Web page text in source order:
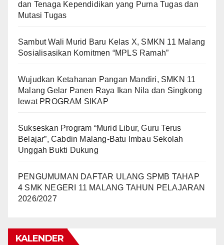
dan Tenaga Kependidikan yang Purna Tugas dan
Mutasi Tugas
Sambut Wali Murid Baru Kelas X, SMKN 11 Malang
Sosialisasikan Komitmen “MPLS Ramah”
Wujudkan Ketahanan Pangan Mandiri, SMKN 11
Malang Gelar Panen Raya Ikan Nila dan Singkong
lewat PROGRAM SIKAP
Sukseskan Program “Murid Libur, Guru Terus
Belajar”, Cabdin Malang-Batu Imbau Sekolah
Unggah Bukti Dukung
PENGUMUMAN DAFTAR ULANG SPMB TAHAP
4 SMK NEGERI 11 MALANG TAHUN PELAJARAN
2026/2027
KALENDER